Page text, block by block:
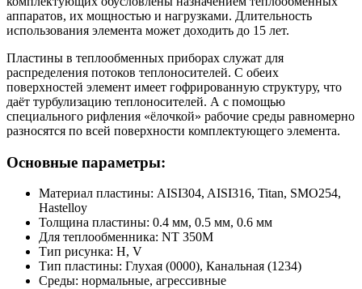
аппаратов, их мощностью и нагрузками. Длительность
использования элемента может доходить до 15 лет.
Пластины в теплообменных приборах служат для
распределения потоков теплоносителей. С обеих
поверхностей элемент имеет гофрированную структуру, что
даёт турбулизацию теплоносителей. А с помощью
специального рифления «ёлочкой» рабочие среды равномерно
разносятся по всей поверхности комплектующего элемента.
Основные параметры:
Материал пластины: AISI304, AISI316, Titan, SMO254,
Hastelloy
Толщина пластины: 0.4 мм, 0.5 мм, 0.6 мм
Для теплообменника: NT 350M
Тип рисунка: H, V
Тип пластины: Глухая (0000), Канальная (1234)
Среды: нормальные, агрессивные